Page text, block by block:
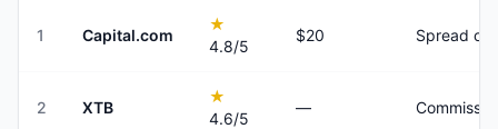
1 Capital.com
★
4.8/5
$20 Spread
2 XTB
★
4.6/5
—